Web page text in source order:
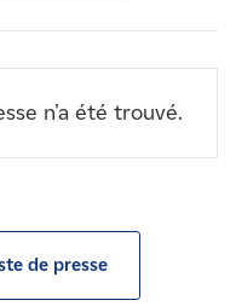
n'a été trouvé.
de presse